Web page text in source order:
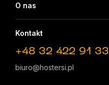
O nas
Kontakt
+48 32 422 91 33
biuro@hostersi.pl